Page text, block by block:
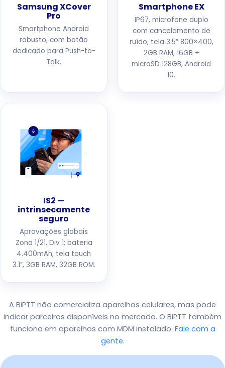
Samsung XCover
Pro
Smartphone Android
robusto, com botão
dedicado para Push-to-
Talk.
Smartphone EX
IP67, microfone duplo
com cancelamento de
ruído, tela 3.5” 800×400,
2GB RAM, 16GB +
microSD 128GB, Android
10.
IS2 —
intrinsecamente
seguro
Aprovações globais
Zona 1/21, Div 1; bateria
4.400mAh, tela touch
3.1”, 3GB RAM, 32GB ROM.
A BiPTT não comercializa aparelhos celulares, mas pode
indicar parceiros disponíveis no mercado. O BiPTT também
funciona em aparelhos com MDM instalado. Fale com a
gente.